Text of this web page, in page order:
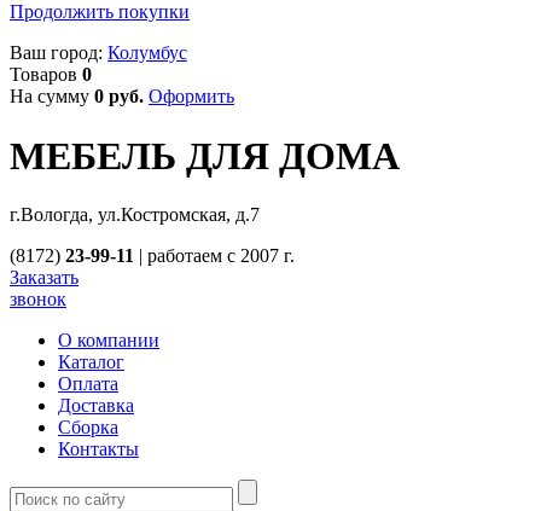
Продолжить покупки
Ваш город: Колумбус
Товаров 0
На сумму 0 руб. Оформить
МЕБЕЛЬ ДЛЯ ДОМА
г.Вологда, ул.Костромская, д.7
(8172) 23-99-11 | работаем с 2007 г.
Заказать
звонок
О компании
Каталог
Оплата
Доставка
Сборка
Контакты